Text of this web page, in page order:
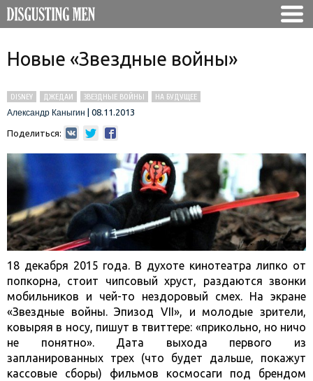
Новые «Звездные войны»
DISNEY ДЖЕДАИ ЗВЕЗДНЫЕ ВОЙНЫ
НА БУДУЩЕЕ
Александр Каныгин
08.11.2013
Поделиться:
18 декабря 2015 года. В духоте кинотеатра липко от
попкорна, стоит чипсовый хруст, раздаются звонки
мобильников и чей-то нездоровый смех. На экране
«Звездные войны. Эпизод VII», и молодые зрители,
ковыряя в носу, пишут в твиттере: «прикольно, но ничо
не понятно». Дата выхода первого из
запланированных трех (что будет дальше, покажут
кассовые сборы) фильмов космосаги под брендом